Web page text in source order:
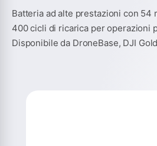
Batteria ad alte prestazioni con 54
400 cicli di ricarica per operazioni
Disponibile da DroneBase, DJI